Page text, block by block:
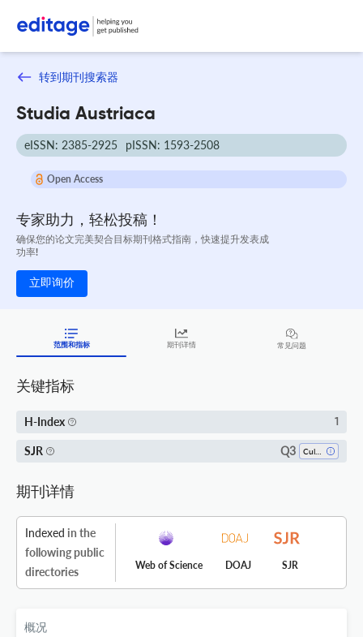
转到期刊搜索器
Studia Austriaca
eISSN: 2385-2925 pISSN: 1593-2508
Open Access
专家助力，轻松投稿！
确保您的论文完美契合目标期刊格式指南，快速提升发表成
功率!
立即询价
范围和指标 期刊详情 常见问题
关键指标
H-Index 1
SJR Q3
期刊详情
Indexed in the
following public
directories
Web of Science DOAJ SJR
概况